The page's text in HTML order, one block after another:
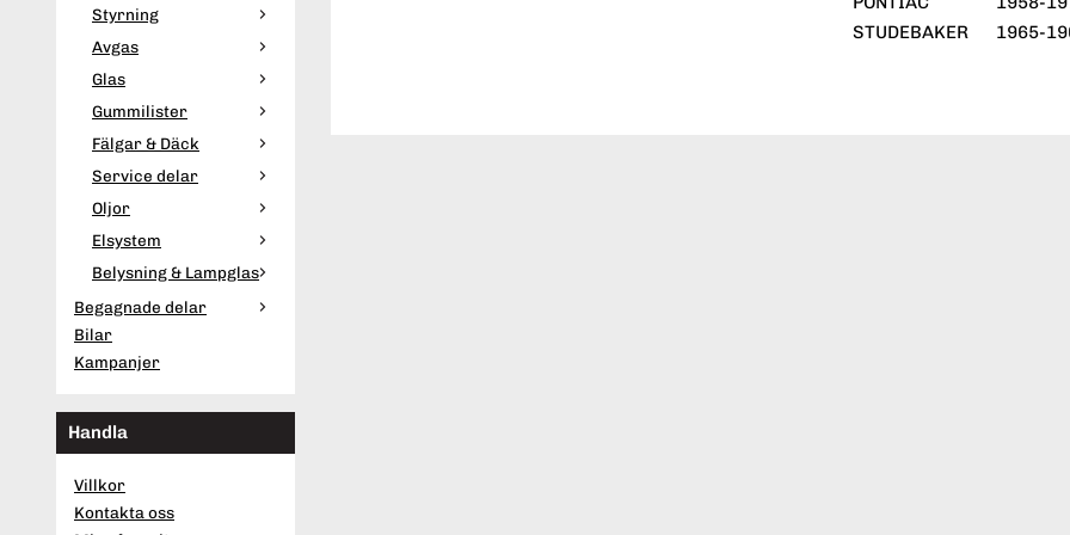
Styrning
Avgas
Glas
Gummilister
Fälgar & Däck
Service delar
Oljor
Elsystem
Belysning & Lampglas
Begagnade delar
Bilar
Kampanjer
Handla
Villkor
Kontakta oss
STUDEBAKER
1965-